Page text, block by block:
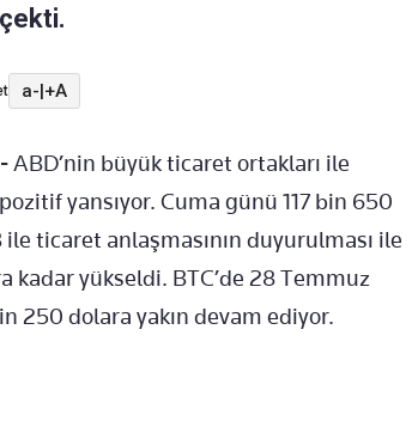
a-|+A
ABD’nin büyük ticaret ortakları ile
yansıyor. Cuma günü 117 bin 650
ticaret anlaşmasının duyurulması ile
kadar yükseldi. BTC’de 28 Temmuz
250 dolara yakın devam ediyor.